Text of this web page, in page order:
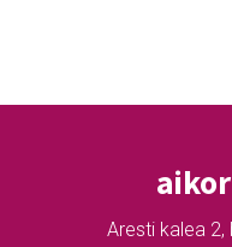
Aresti kalea